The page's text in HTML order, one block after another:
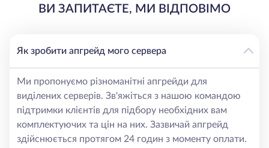
ВИ ЗАПИТАЄТЕ, МИ ВІДПОВІМО
Як зробити апгрейд мого сервера
Ми пропонуємо різноманітні апгрейди для
виділених серверів. Зв'яжіться з нашою командою
підтримки клієнтів для підбору необхідних вам
комплектуючих та цін на них. Зазвичай апгрейд
здійснюється протягом 24 годин з моменту оплати.